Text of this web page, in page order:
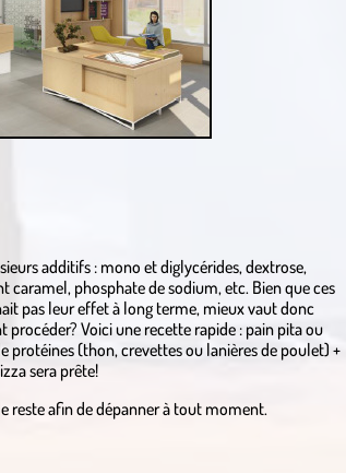
additifs : mono et diglycérides, dextrose,
phosphate de sodium, etc. Bien que ces
pas leur effet à long terme, mieux vaut donc
Voici une recette rapide : pain pita ou
protéines (thon, crevettes ou lanières de poulet) +
sera prête!
reste afin de dépanner à tout moment.